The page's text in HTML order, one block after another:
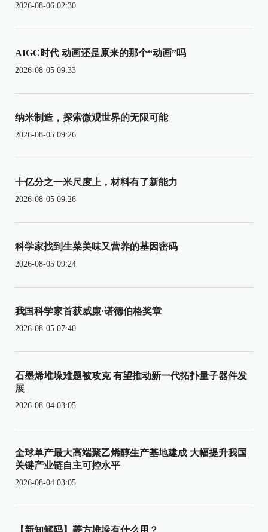
2026-08-06 02:30
AIGC时代 动画还是原来的那个“动画”吗
2026-08-05 09:33
纳米制造，探索微观世界的无限可能
2026-08-05 09:26
十亿分之一米尺度上，材料有了新能力
2026-08-05 09:26
科学家找到生菜美味又营养的基因密码
2026-08-05 09:24
我国科学家首获威廉·诺德伯格奖章
2026-08-05 07:40
石墨烯堆垛难题被攻克 有望推动新一代拓扑量子器件发
展
2026-08-04 03:05
全球单产最大高端聚乙烯醇生产基地建成 大幅提升我国
关键产业链自主可控水平
2026-08-04 03:05
【新知解码】菱方堆垛有什么用？